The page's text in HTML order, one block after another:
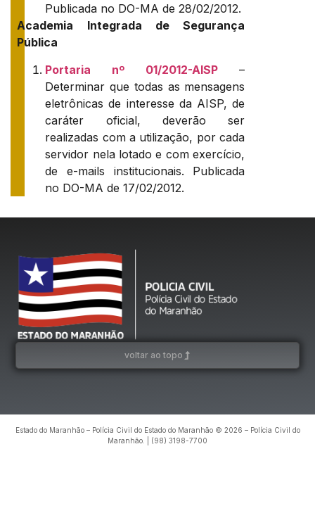
Publicada no DO-MA de 28/02/2012.
Academia Integrada de Segurança
Pública
Portaria nº 01/2012-AISP–
Determinar que todas as mensagens
eletrônicas de interesse da AISP, de
caráter oficial, deverão ser
realizadas com a utilização, por cada
servidor nela lotado e com exercício,
de e-mails institucionais. Publicada
no DO-MA de 17/02/2012.
voltar ao topo
Estado do Maranhão – Polícia Civil do Estado do Maranhão © 2026 – Polícia Civil do
Maranhão. | (98) 3198-7700